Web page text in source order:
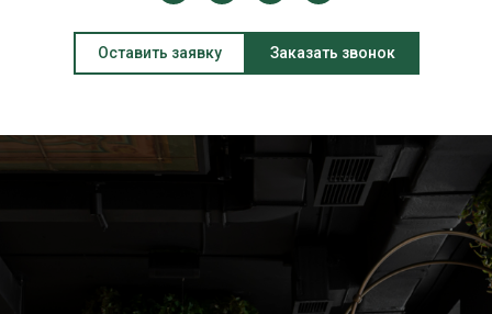
Оставить заявку Заказать звонок